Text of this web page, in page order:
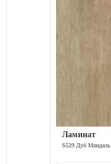
Ламинат
S529 Дуб Миндаль